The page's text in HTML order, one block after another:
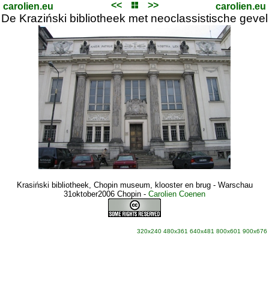
carolien.eu << >> carolien.eu
De Kraziński bibliotheek met neoclassistische gevel
Krasiński bibliotheek, Chopin museum, klooster en brug - Warschau
31oktober2006 Chopin - Carolien Coenen
320x240 480x361 640x481 800x601 900x676